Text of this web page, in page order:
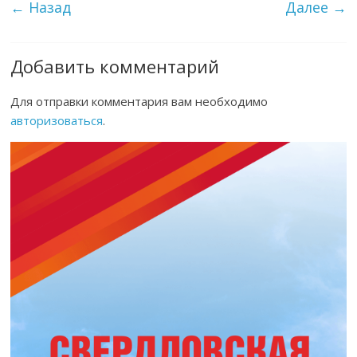
← Назад Далее →
Добавить комментарий
Для отправки комментария вам необходимо
авторизоваться.